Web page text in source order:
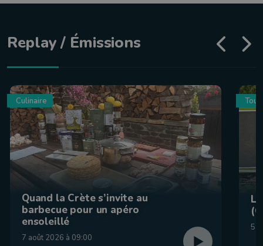
Replay / Émissions
Culinaire
Quand la Crète s’invite au
barbecue pour un apéro
ensoleillé
7 août 2026 à 09:00
5